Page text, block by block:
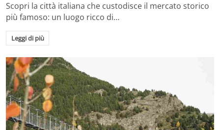
Scopri la città italiana che custodisce il mercato storico
più famoso: un luogo ricco di…
Leggi di più